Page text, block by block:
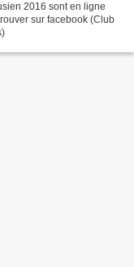
2016 sont en ligne
sur facebook (Club